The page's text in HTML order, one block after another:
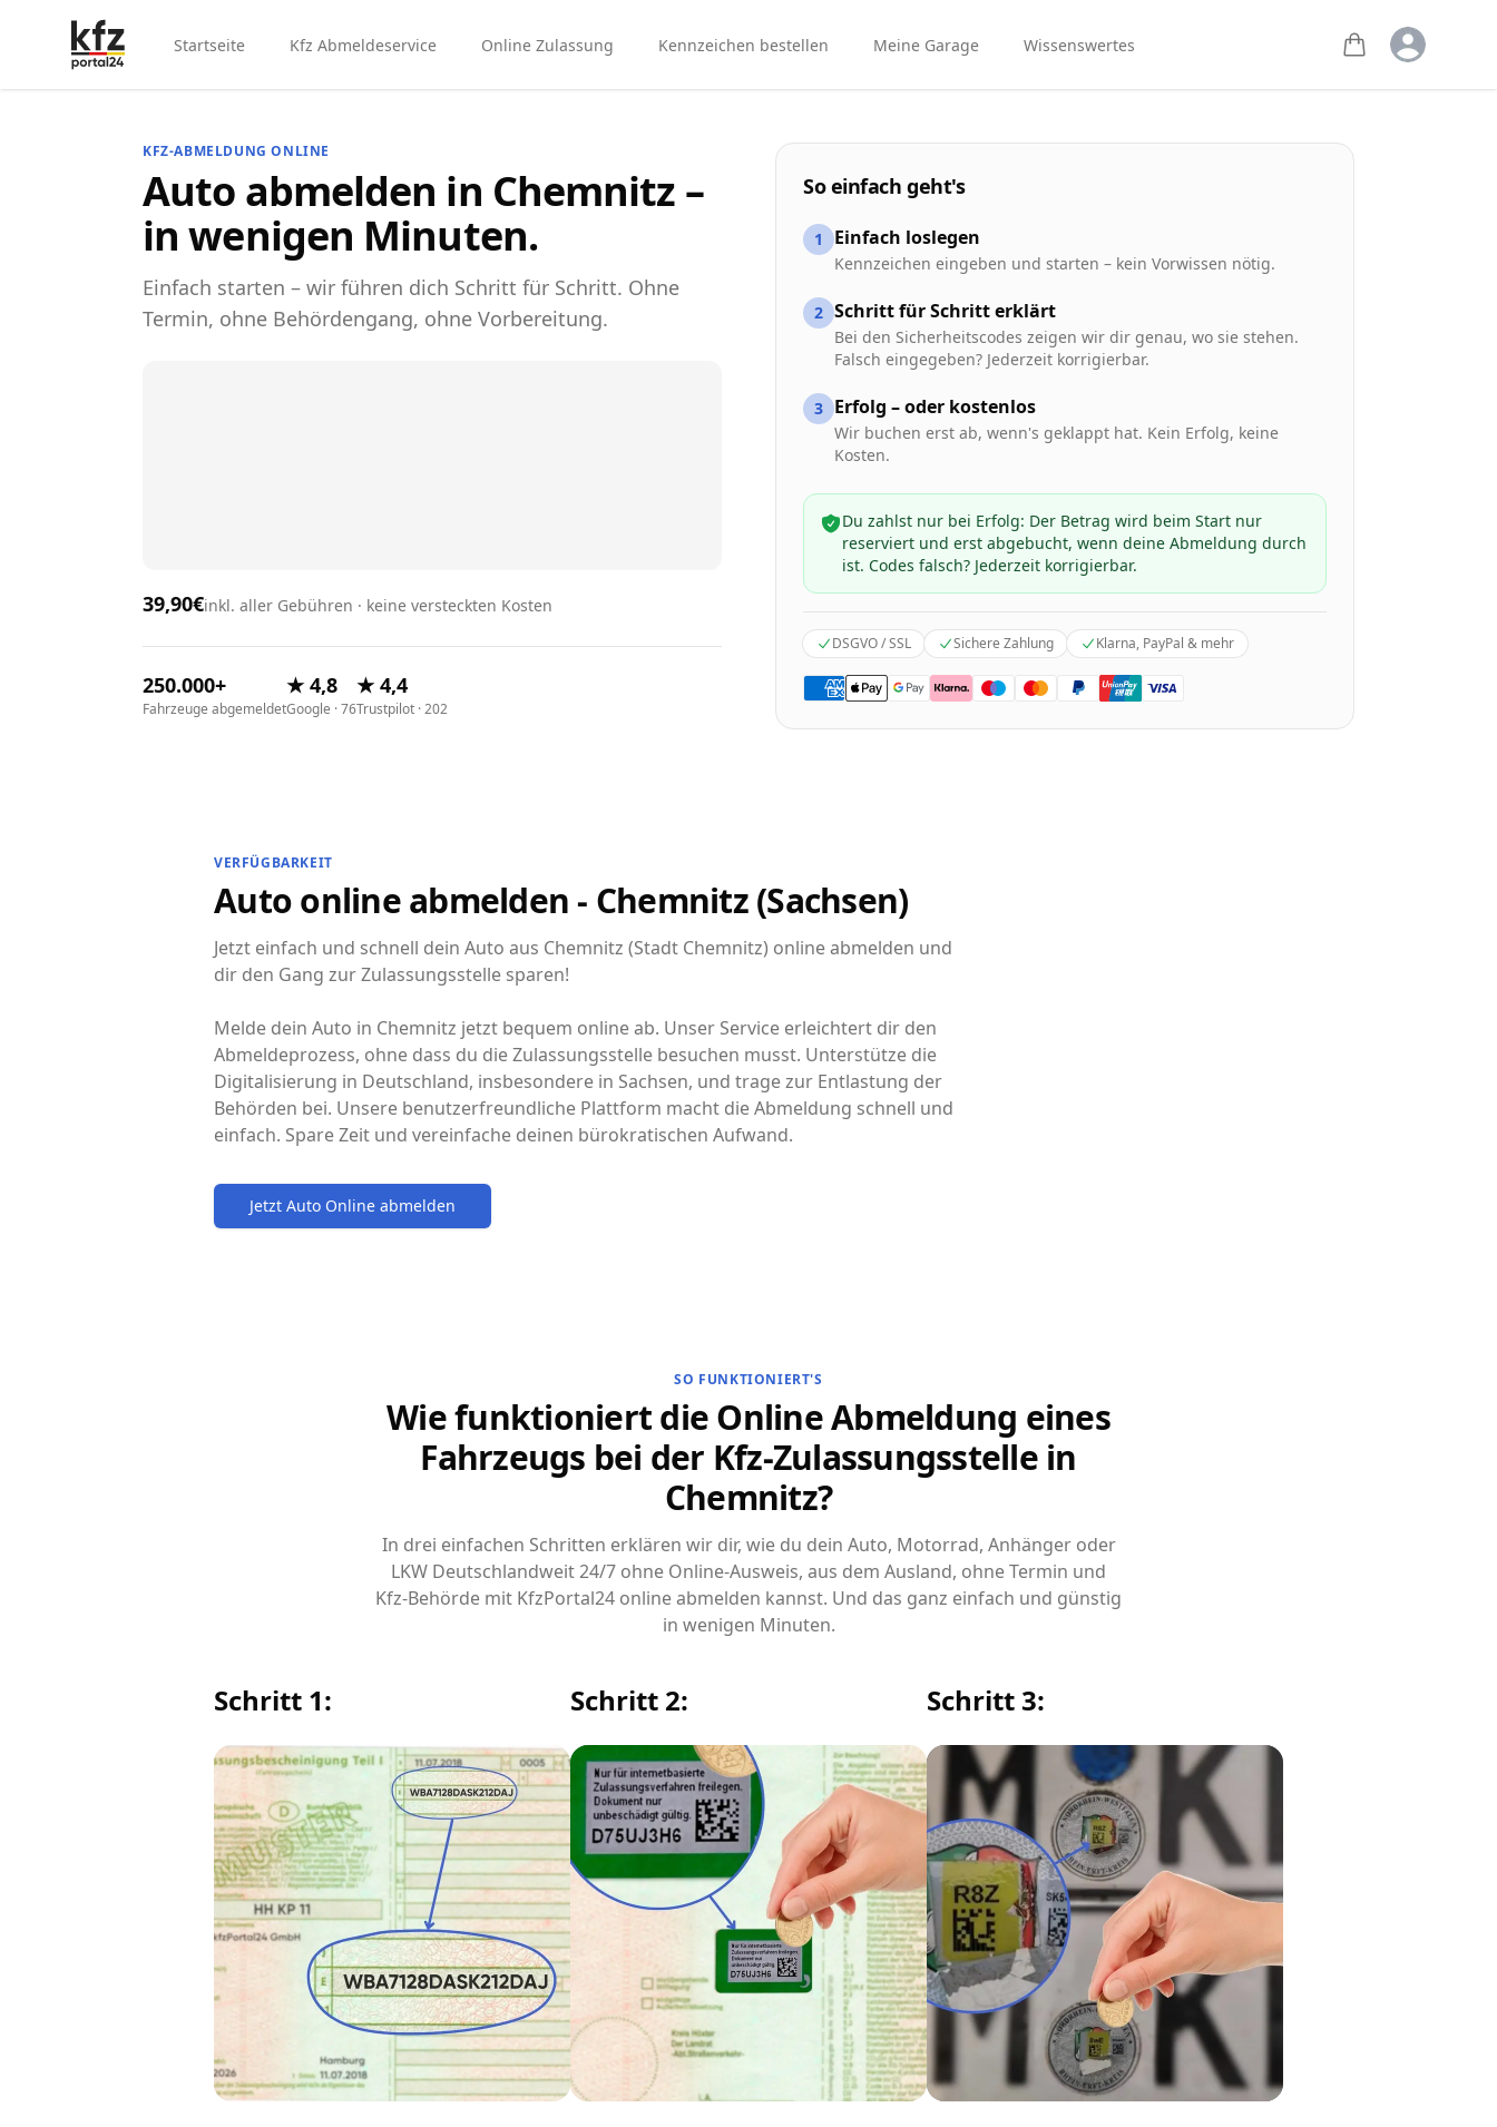
Startseite Kfz Abmeldeservice Online Zulassung Kennzeichen bestellen Meine Garage Wissenswertes Open user
KFZ-ABMELDUNG ONLINE
Auto abmelden in Chemnitz –
in wenigen Minuten.
Einfach starten – wir führen dich Schritt für Schritt. Ohne
Termin, ohne Behördengang, ohne Vorbereitung.
39,90€inkl. aller Gebühren · keine versteckten Kosten
250.000+
Fahrzeuge abgemeldet
★ 4,8
Google · 76
★ 4,4
Trustpilot · 202
So einfach geht's
1 Einfach loslegen
Kennzeichen eingeben und starten – kein Vorwissen nötig.
2 Schritt für Schritt erklärt
Bei den Sicherheitscodes zeigen wir dir genau, wo sie stehen.
Falsch eingegeben? Jederzeit korrigierbar.
3 Erfolg – oder kostenlos
Wir buchen erst ab, wenn's geklappt hat. Kein Erfolg, keine
Kosten.
Du zahlst nur bei Erfolg: Der Betrag wird beim Start nur
reserviert und erst abgebucht, wenn deine Abmeldung durch
ist. Codes falsch? Jederzeit korrigierbar.
DSGVO / SSL Sichere Zahlung Klarna, PayPal & mehr
VERFÜGBARKEIT
Auto online abmelden - Chemnitz (Sachsen)
Jetzt einfach und schnell dein Auto aus Chemnitz (Stadt Chemnitz) online abmelden und
dir den Gang zur Zulassungsstelle sparen!
Melde dein Auto in Chemnitz jetzt bequem online ab. Unser Service erleichtert dir den
Abmeldeprozess, ohne dass du die Zulassungsstelle besuchen musst. Unterstütze die
Digitalisierung in Deutschland, insbesondere in Sachsen, und trage zur Entlastung der
Behörden bei. Unsere benutzerfreundliche Plattform macht die Abmeldung schnell und
einfach. Spare Zeit und vereinfache deinen bürokratischen Aufwand.
Jetzt Auto Online abmelden
SO FUNKTIONIERT'S
Wie funktioniert die Online Abmeldung eines
Fahrzeugs bei der Kfz-Zulassungsstelle in
Chemnitz?
In drei einfachen Schritten erklären wir dir, wie du dein Auto, Motorrad, Anhänger oder
LKW Deutschlandweit 24/7 ohne Online-Ausweis, aus dem Ausland, ohne Termin und
Kfz-Behörde mit KfzPortal24 online abmelden kannst. Und das ganz einfach und günstig
in wenigen Minuten.
Schritt 1: Schritt 2: Schritt 3: